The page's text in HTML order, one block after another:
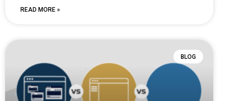
READ MORE »
BLOG